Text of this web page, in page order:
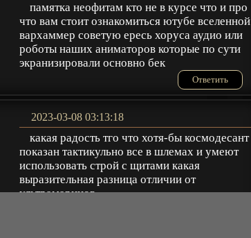
памятка неофитам кто не в курсе что и про
что вам стоит ознакомиться ютубе вселенной
вархаммер советую ересь хоруса аудио или
роботы наших аниматоров которые по сути
экранизировали основно бек
Ответить
2023-03-08 03:13:18
какая радость тго что хотя-бы космодесант
показан тактикульно все в шлемах и умеют
использовать строй с щитами какая
выразительная разница отличии от
ультрамаринов